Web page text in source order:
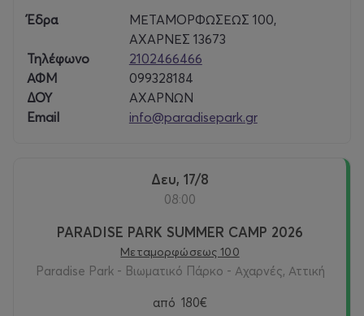
διοργάνωση εκπαιδευτικών προγραμμάτων, θεματικών
δράσεων και τη σταθερή εμπιστοσύνη σχολείων,
οικογενειών και εταιρειών. Το καλοκαίρι λειτουργεί, για
16η χρονιά, το Paradise Summer Camp.
Έδρα
ΜΕΤΑΜΟΡΦΩΣΕΩΣ 100,
ΑΧΑΡΝΕΣ 13673
Τηλέφωνο
2102466466
ΑΦΜ
099328184
ΔΟΥ
ΑΧΑΡΝΩΝ
Email
info@paradisepark.gr
Δευ, 17/8
08:00
PARADISE PARK SUMMER CAMP 2026
Μεταμορφώσεως 100
Paradise Park - Βιωματικό Πάρκο - Αχαρνές, Αττική
από 180€